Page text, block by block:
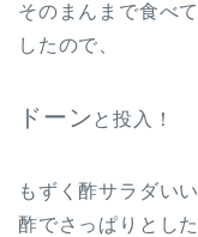
そのまんまで食べ
したので、
ドーン と投入！
もずく酢サラダい
酢でさっぱりとし